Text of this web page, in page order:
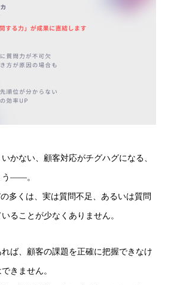
かない、顧客対応がチグハグになる、
う——。
多くは、実は質問不足、あるいは質問
ることが少なくありません。
ば、顧客の課題を正確に把握できなけ
きません。